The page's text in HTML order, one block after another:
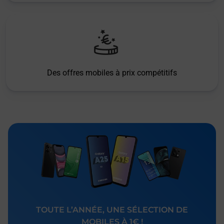
Des offres mobiles à prix compétitifs
TOUTE L’ANNÉE, UNE SÉLECTION DE
MOBILES À 1€ !